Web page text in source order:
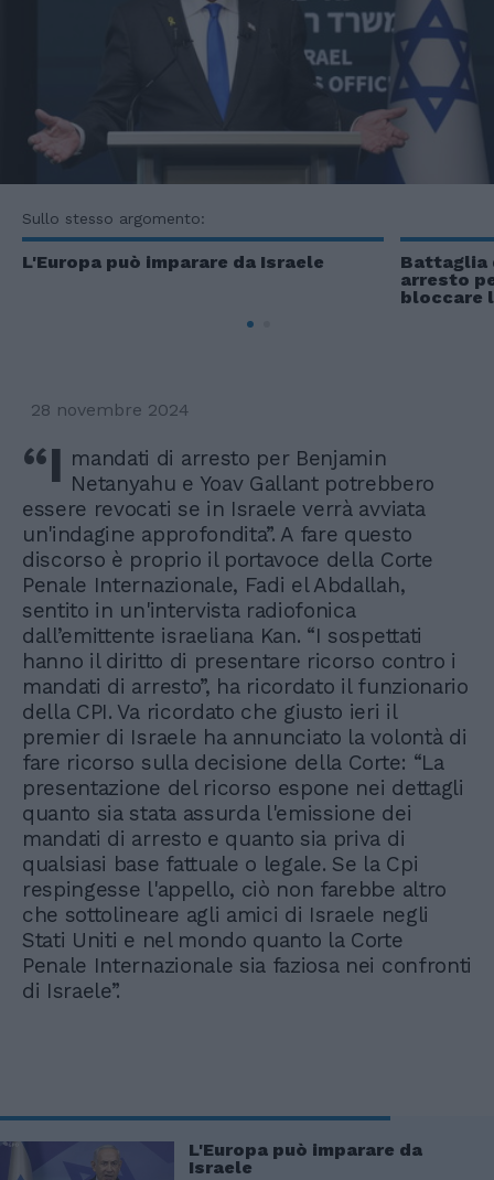
Sullo stesso argomento:
L'Europa può imparare da Israele
Battaglia
arresto
bloccare
28 novembre 2024
“I mandati di arresto per Benjamin
Netanyahu e Yoav Gallant potrebbero
essere revocati se in Israele verrà avviata
un'indagine approfondita”. A fare questo
discorso è proprio il portavoce della Corte
Penale Internazionale, Fadi el Abdallah,
sentito in un'intervista radiofonica
dall’emittente israeliana Kan. “I sospettati
hanno il diritto di presentare ricorso contro i
mandati di arresto”, ha ricordato il funzionario
della CPI. Va ricordato che giusto ieri il
premier di Israele ha annunciato la volontà di
fare ricorso sulla decisione della Corte: “La
presentazione del ricorso espone nei dettagli
quanto sia stata assurda l'emissione dei
mandati di arresto e quanto sia priva di
qualsiasi base fattuale o legale. Se la Cpi
respingesse l'appello, ciò non farebbe altro
che sottolineare agli amici di Israele negli
Stati Uniti e nel mondo quanto la Corte
Penale Internazionale sia faziosa nei confronti
di Israele”.
L'Europa può imparare da
Israele